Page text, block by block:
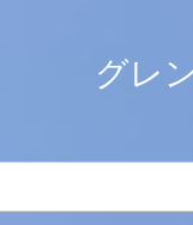
グレ